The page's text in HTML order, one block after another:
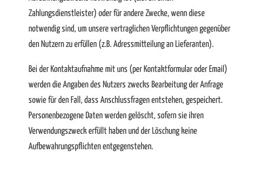
Zahlungsdienstleister) oder für andere Zwecke, wenn diese
notwendig sind, um unsere vertraglichen Verpflichtungen gegenüber
den Nutzern zu erfüllen (z.B. Adressmitteilung an Lieferanten).
Bei der Kontaktaufnahme mit uns (per Kontaktformular oder Email)
werden die Angaben des Nutzers zwecks Bearbeitung der Anfrage
sowie für den Fall, dass Anschlussfragen entstehen, gespeichert.
Personenbezogene Daten werden gelöscht, sofern sie ihren
Verwendungszweck erfüllt haben und der Löschung keine
Aufbewahrungspflichten entgegenstehen.